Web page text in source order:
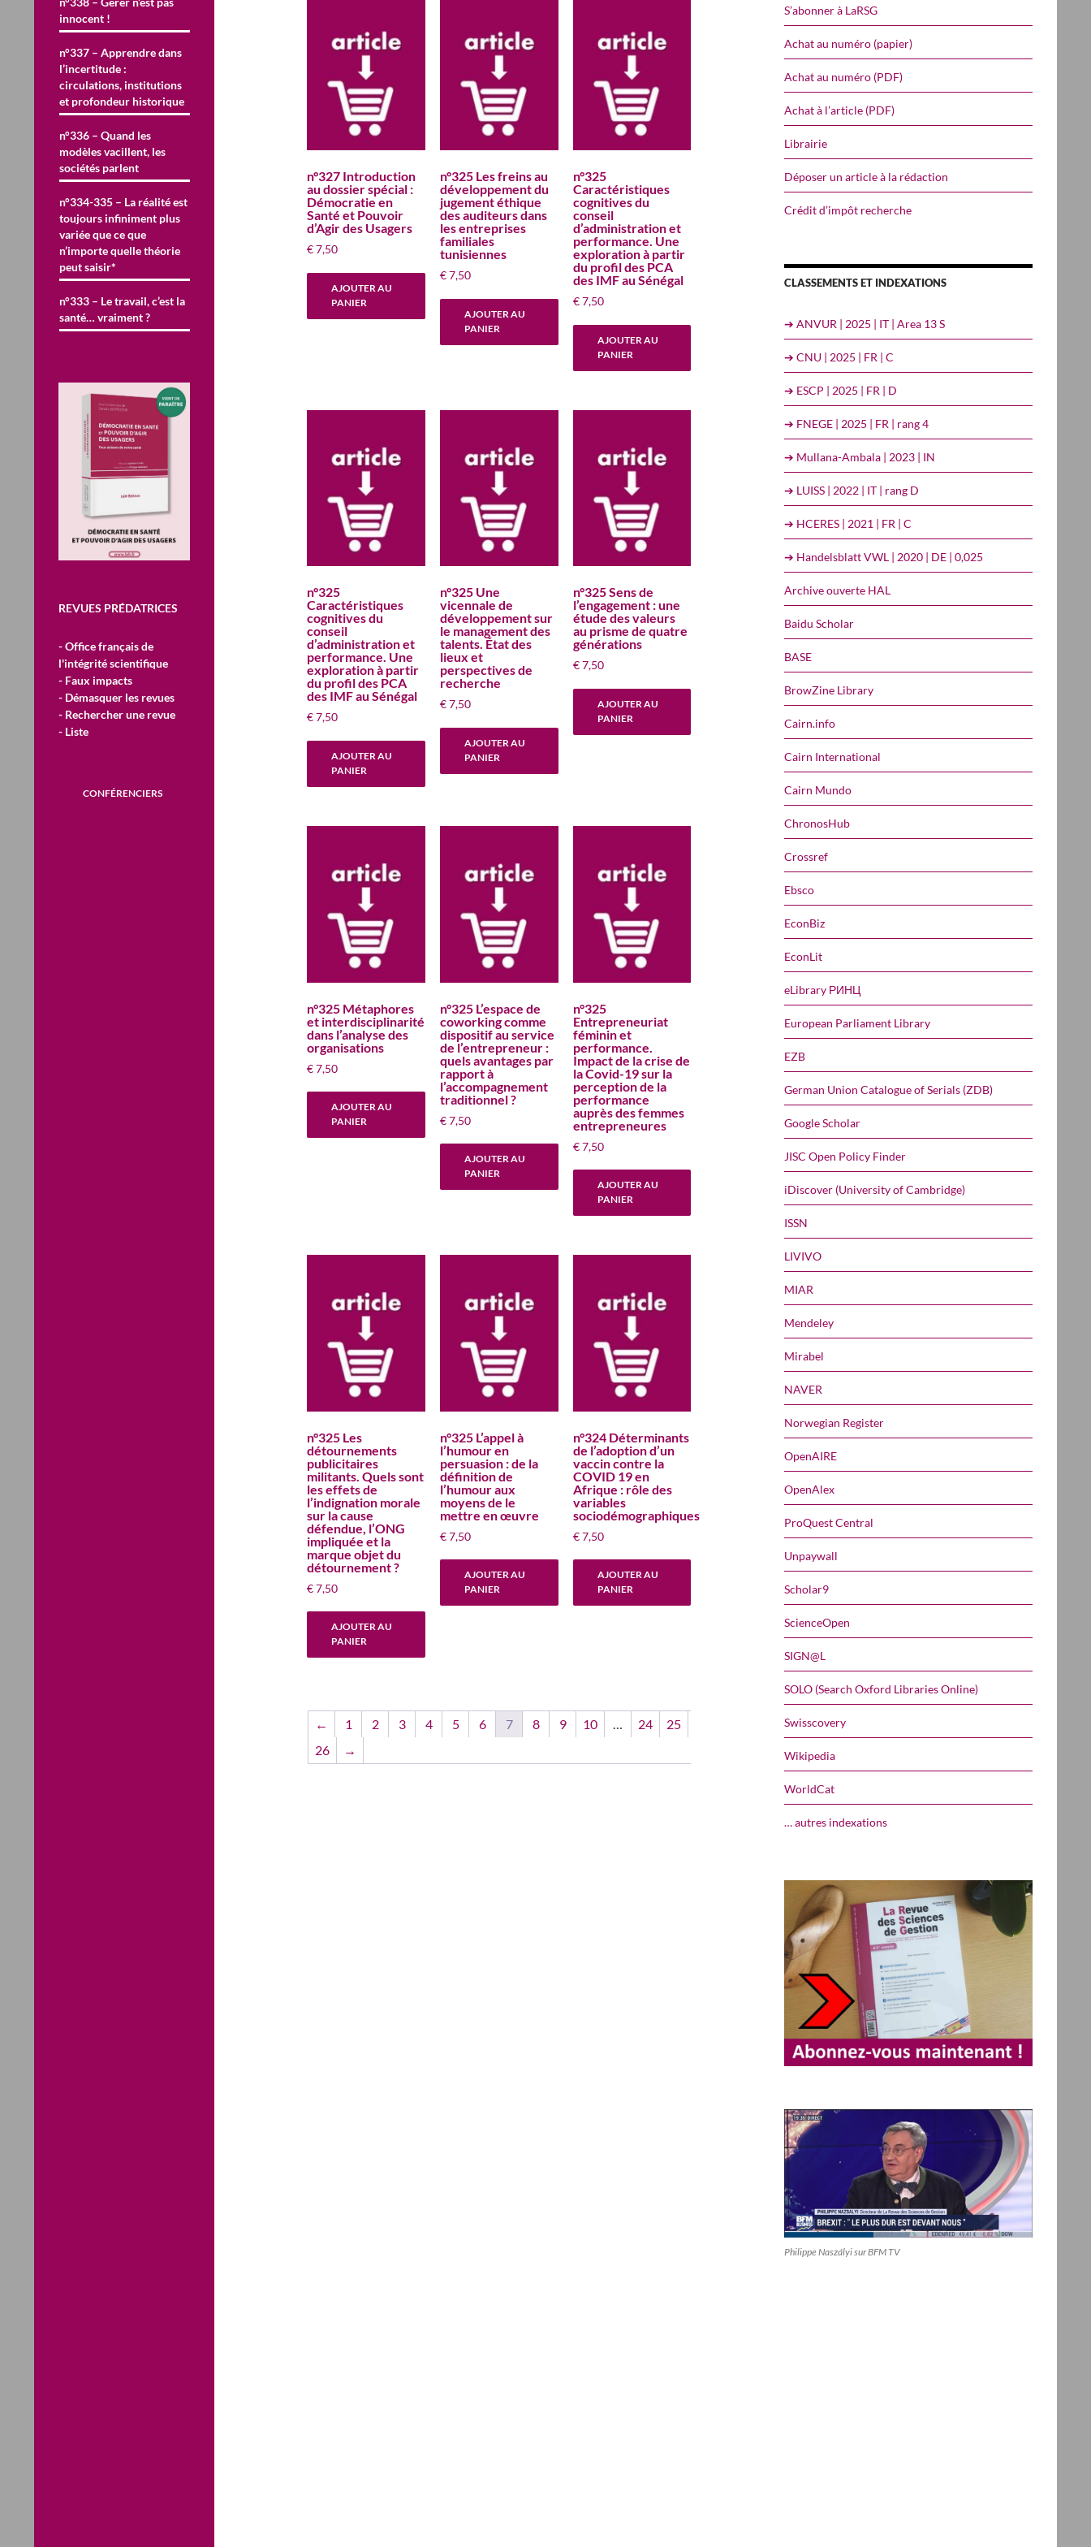
n°327 Introduction
au dossier spécial :
Démocratie en
Santé et Pouvoir
d’Agir des Usagers
€7,50
AJOUTER AU
PANIER
n°325 Les freins au
développement du
jugement éthique
des auditeurs dans
les entreprises
familiales
tunisiennes
€7,50
AJOUTER AU
PANIER
n°325
Caractéristiques
cognitives du
conseil
d’administration et
performance. Une
exploration à partir
du profil des PCA
des IMF au Sénégal
€7,50
AJOUTER AU
PANIER
n°325
Caractéristiques
cognitives du
conseil
d’administration et
performance. Une
exploration à partir
du profil des PCA
des IMF au Sénégal
€7,50
AJOUTER AU
PANIER
n°325 Une
vicennale de
développement sur
le management des
talents. État des
lieux et
perspectives de
recherche
€7,50
AJOUTER AU
PANIER
n°325 Sens de
l’engagement : une
étude des valeurs
au prisme de quatre
générations
€7,50
AJOUTER AU
PANIER
n°325 Métaphores
et interdisciplinarité
dans l’analyse des
organisations
€7,50
AJOUTER AU
PANIER
n°325 L’espace de
coworking comme
dispositif au service
de l’entrepreneur :
quels avantages par
rapport à
l’accompagnement
traditionnel ?
€7,50
AJOUTER AU
PANIER
n°325
Entrepreneuriat
féminin et
performance.
Impact de la crise de
la Covid-19 sur la
perception de la
performance
auprès des femmes
entrepreneures
€7,50
AJOUTER AU
PANIER
n°325 Les
détournements
publicitaires
militants. Quels sont
les effets de
l’indignation morale
sur la cause
défendue, l’ONG
impliquée et la
marque objet du
détournement ?
€7,50
AJOUTER AU
PANIER
n°325 L’appel à
l’humour en
persuasion : de la
définition de
l’humour aux
moyens de le
mettre en œuvre
€7,50
AJOUTER AU
PANIER
n°324 Déterminants
de l’adoption d’un
vaccin contre la
COVID 19 en
Afrique : rôle des
variables
sociodémographiques
€7,50
AJOUTER AU
PANIER
← 1 2 3 4 5 6 7 8 9 10 … 24
25
26
→
S’abonner à LaRSG
Achat au numéro (papier)
Achat au numéro (PDF)
Achat à l’article (PDF)
Librairie
Déposer un article à la rédaction
Crédit d’impôt recherche
CLASSEMENTS ET INDEXATIONS
➔ ANVUR | 2025 | IT | Area 13 S
➔ CNU | 2025 | FR | C
➔ ESCP | 2025 | FR | D
➔ FNEGE | 2025 | FR | rang 4
➔ Mullana-Ambala | 2023 | IN
➔ LUISS | 2022 | IT | rang D
➔ HCERES | 2021 | FR | C
➔ Handelsblatt VWL | 2020 | DE | 0,025
Archive ouverte HAL
Baidu Scholar
BASE
BrowZine Library
Cairn.info
Cairn International
Cairn Mundo
ChronosHub
Crossref
Ebsco
EconBiz
EconLit
eLibrary РИНЦ
European Parliament Library
EZB
German Union Catalogue of Serials (ZDB)
Google Scholar
JISC Open Policy Finder
iDiscover (University of Cambridge)
ISSN
LIVIVO
MIAR
Mendeley
Mirabel
NAVER
Norwegian Register
OpenAIRE
OpenAlex
ProQuest Central
Unpaywall
Scholar9
ScienceOpen
SIGN@L
SOLO (Search Oxford Libraries Online)
Swisscovery
Wikipedia
WorldCat
… autres indexations
Philippe Naszályi sur BFM TV
innocent !
n°337 – Apprendre dans
l’incertitude :
circulations, institutions
et profondeur historique
n°336 – Quand les
modèles vacillent, les
sociétés parlent
n°334-335 – La réalité est
toujours infiniment plus
variée que ce que
n’importe quelle théorie
peut saisir*
n°333 – Le travail, c’est la
santé… vraiment ?
REVUES PRÉDATRICES
- Office français de
l'intégrité scientifique
- Faux impacts
- Démasquer les revues
- Rechercher une revue
- Liste
CONFÉRENCIERS